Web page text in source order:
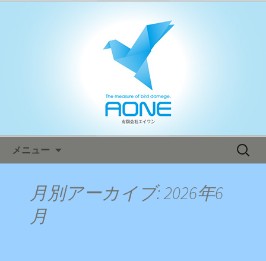
エイワン オフィシャルブログ
メニュー
検
月別アーカイブ: 2026年6
月